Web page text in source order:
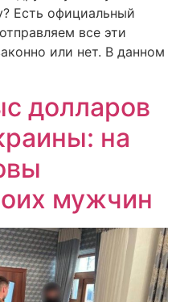
Есть официальный
все эти
или нет. В данном
долларов
на
мужчин